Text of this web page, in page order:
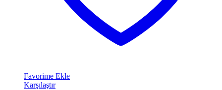
Favorime Ekle
Karşılaştır